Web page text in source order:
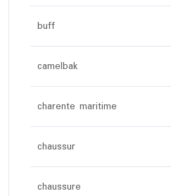
buff
camelbak
charente maritime
chaussur
chaussure